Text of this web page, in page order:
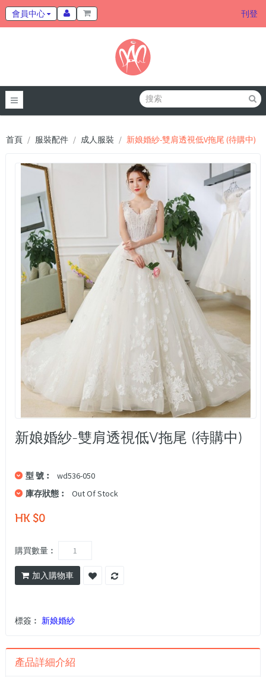
會員中心 刊登
首頁 服裝配件 成人服裝 新娘婚紗-雙肩透視低V拖尾 (待購中)
新娘婚紗-雙肩透視低V拖尾 (待購中)
型 號︰
wd536-050
庫存狀態︰
Out Of Stock
HK $0
購買數量︰
加入購物車
標簽︰ 新娘婚紗
產品詳細介紹